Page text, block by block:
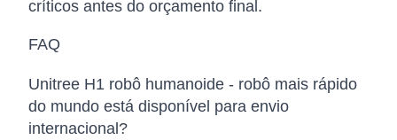
críticos antes do orçamento final.
FAQ
Unitree H1 robô humanoide - robô mais rápido
do mundo está disponível para envio
internacional?